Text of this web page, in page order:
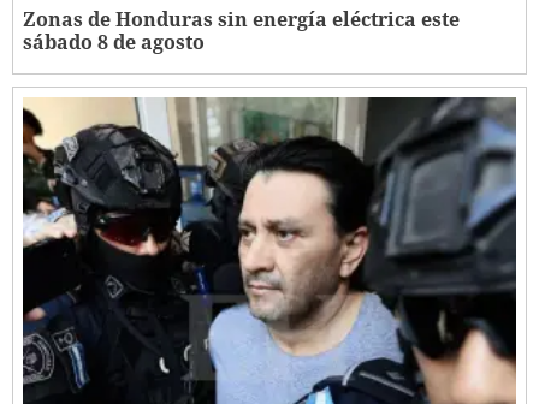
Zonas de Honduras sin energía eléctrica este
sábado 8 de agosto